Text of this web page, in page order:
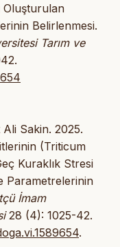
Oluşturulan
Belirlenmesi.
Tarım ve
Sakin. 2025.
(Triticum
Kuraklık Stresi
Parametrelerinin
İmam
28 (4): 1025-42.
.